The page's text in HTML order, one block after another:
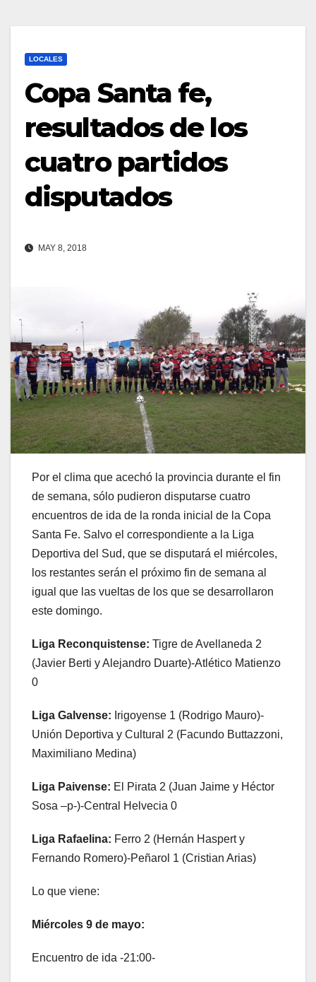
LOCALES
Copa Santa fe,
resultados de los
cuatro partidos
disputados
MAY 8, 2018
Por el clima que acechó la provincia durante el fin
de semana, sólo pudieron disputarse cuatro
encuentros de ida de la ronda inicial de la Copa
Santa Fe. Salvo el correspondiente a la Liga
Deportiva del Sud, que se disputará el miércoles,
los restantes serán el próximo fin de semana al
igual que las vueltas de los que se desarrollaron
este domingo.
Liga Reconquistense: Tigre de Avellaneda 2
(Javier Berti y Alejandro Duarte)-Atlético Matienzo
0
Liga Galvense: Irigoyense 1 (Rodrigo Mauro)-
Unión Deportiva y Cultural 2 (Facundo Buttazzoni,
Maximiliano Medina)
Liga Paivense: El Pirata 2 (Juan Jaime y Héctor
Sosa –p-)-Central Helvecia 0
Liga Rafaelina: Ferro 2 (Hernán Haspert y
Fernando Romero)-Peñarol 1 (Cristian Arias)
Lo que viene:
Miércoles 9 de mayo:
Encuentro de ida -21:00-